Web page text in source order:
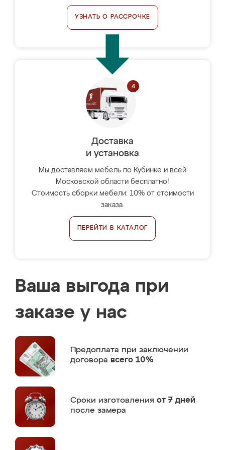
УЗНАТЬ О РАССРОЧКЕ
Доставка
и установка
Мы доставляем мебель по Кубинке и всей
Московской области бесплатно!
Стоимость сборки мебели: 10% от стоимости
заказа.
ПЕРЕЙТИ В КАТАЛОГ
Ваша выгода при
заказе у нас
Предоплата при заключении
договора всего 10%
Сроки изготовления от 7 дней
после замера